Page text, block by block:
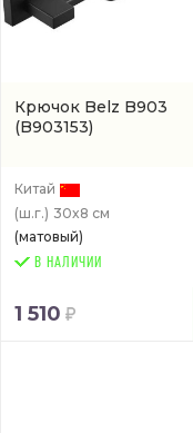
Крючок Belz B903
(B903153)
Китай
(ш.г.) 30x8 см
(матовый)
В НАЛИЧИИ
1 510